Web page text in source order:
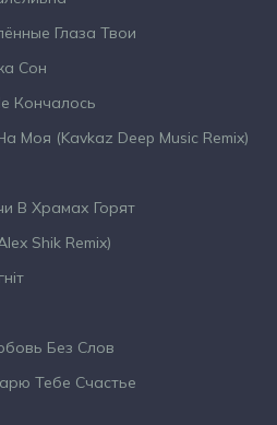
Глаза Твои
Сон
Кончалось
Моя (Kavkaz Deep Music Remix)
В Храмах Горят
Shik Remix)
Без Слов
Тебе Счастье